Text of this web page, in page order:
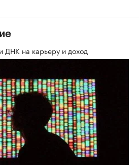
ДНК на карьеру и доход